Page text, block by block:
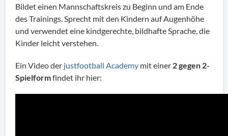
Bildet einen Mannschaftskreis zu Beginn und am Ende
des Trainings. Sprecht mit den Kindern auf Augenhöhe
und verwendet eine kindgerechte, bildhafte Sprache, die
Kinder leicht verstehen.
Ein Video der justfootball Academy mit einer 2 gegen 2-
Spielformfindet ihr hier: